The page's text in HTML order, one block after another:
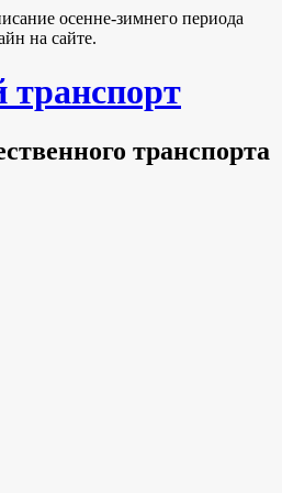
осенне-зимнего периода
на сайте.
транспорт
транспорта